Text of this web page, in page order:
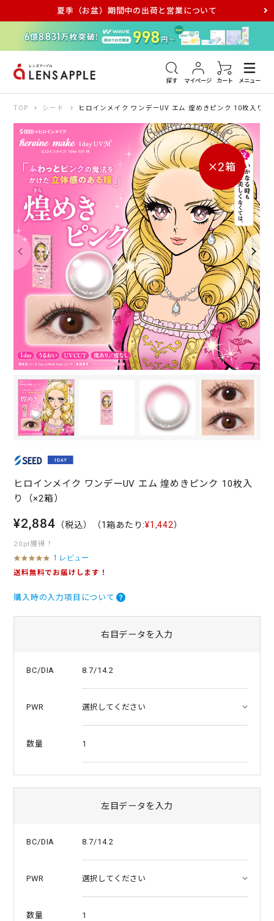
夏季（お盆）期間中の出荷と営業について
探す マイページ カート メニュー
アキュビュー メダリスト メガネ
TOP シード ヒロインメイク ワンデーUV エム 煌めきピンク 10枚入り（
ヒロインメイク ワンデーUV エム 煌めきピンク 10枚入
り（×2箱）
¥2,884 （税込） （1箱あたり:¥1,442）
20pt獲得！
5
.
t
n
1 レビュー
送料無料でお届けします！
購入時の入力項目について
右目データを入力
BC/DIA 8.7/14.2
PWR
数量 1
左目データを入力
BC/DIA 8.7/14.2
PWR
数量 1